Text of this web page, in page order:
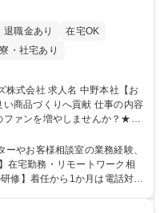
退職金あり
在宅OK
寮・社宅あり
中野本社【お
くりへ貢献 仕事の内容
ファンを増やしませんか？★≫
ていく上で、窓口となるお客
からの声に迅速かつ誠意をも
活動に反映しています。 【具
やお客様相談室の業務経験、
在宅勤務・リモートワーク相